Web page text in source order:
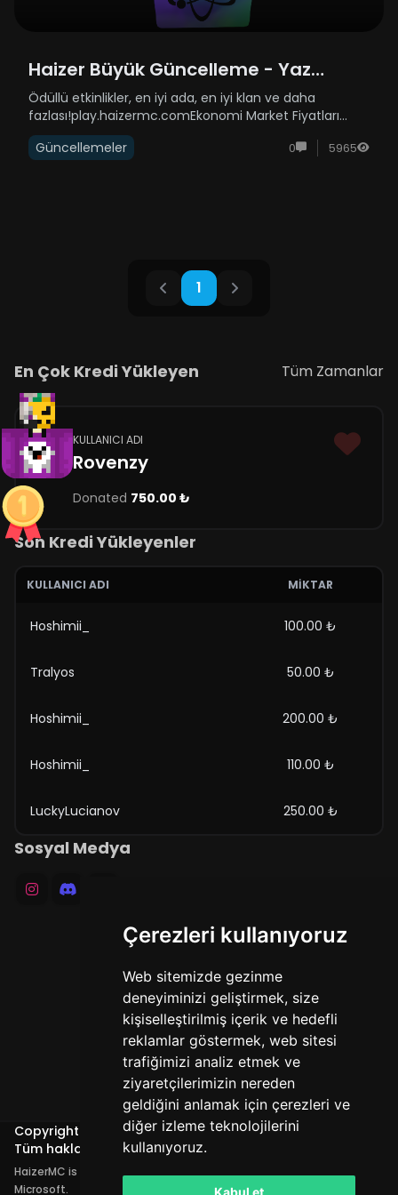
Çerezleri kullanıyoruz
Web sitemizde gezinme
deneyiminizi geliştirmek, size
kişiselleştirilmiş içerik ve hedefli
reklamlar göstermek, web sitesi
trafiğimizi analiz etmek ve
ziyaretçilerimizin nereden
geldiğini anlamak için çerezleri ve
diğer izleme teknolojilerini
kullanıyoruz.
Kabul et
Haizer Büyük Güncelleme - Yaz
Sezonu Güncellemesi
Ödüllü etkinlikler, en iyi ada, en iyi klan ve daha
fazlası!play.haizermc.comEkonomi Market Fiyatları
Düzeltildi Ada Yükseltme Fiyatları Düzeltildi Mesleklerin
Kazandırdıkları Puan ve Gelirler Düzeltildi Markete ...
Güncellemeler 0 5965
1
En Çok Kredi Yükleyen Tüm Zamanlar
KULLANICI ADI
Rovenzy
Donated 750.00 ₺
Son Kredi Yükleyenler
KULLANICI ADI MIKTAR
Hoshimii_ 100.00 ₺
Tralyos 50.00 ₺
Hoshimii_ 200.00 ₺
Hoshimii_ 110.00 ₺
LuckyLucianov 250.00 ₺
Sosyal Medya
Copyright @
Haizer MC
Tüm hakları saklıdır. © 2026
HaizerMC is not affiliated with Mojang AB or
Microsoft.